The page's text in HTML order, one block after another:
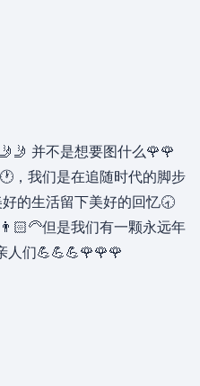
并不是想要图什么🌹🌹
，我们是在追随时代的脚步
的生活留下美好的回忆🕣
但是我们有一颗永远年
们💪💪💪🌹🌹🌹